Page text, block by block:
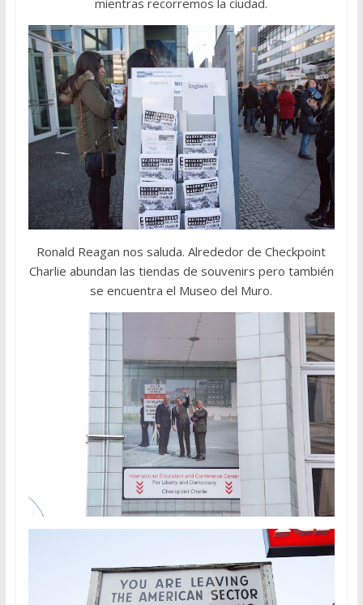
mientras recorremos la ciudad.
Ronald Reagan nos saluda. Alrededor de Checkpoint
Charlie abundan las tiendas de souvenirs pero también
se encuentra el Museo del Muro.